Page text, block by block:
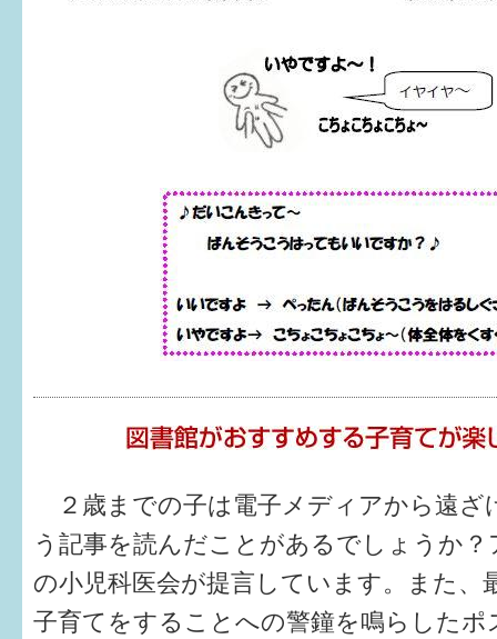
２歳までの子は電子メディアから遠ざ
う記事を読んだことがあるでしょうか
の小児科医会が提言しています。また、
子育てをすることへの警鐘を鳴らしたポ